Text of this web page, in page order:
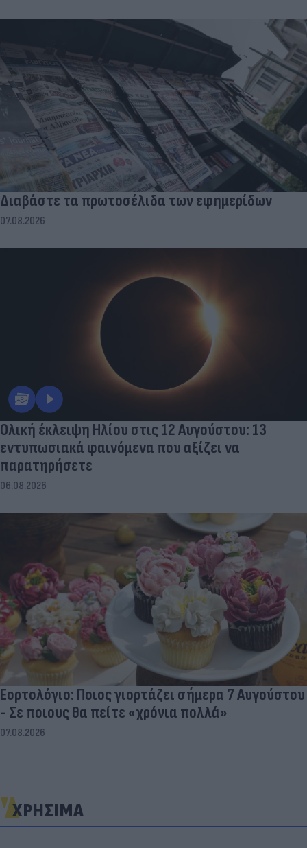
Διαβάστε τα πρωτοσέλιδα των εφημερίδων
Ολική έκλειψη Ηλίου στις 12 Αυγούστου: 13
εντυπωσιακά φαινόμενα που αξίζει να
παρατηρήσετε
Εορτολόγιο: Ποιος γιορτάζει σήμερα 7 Αυγούστου
- Σε ποιους θα πείτε «χρόνια πολλά»
ΧΡΗΣΙΜΑ